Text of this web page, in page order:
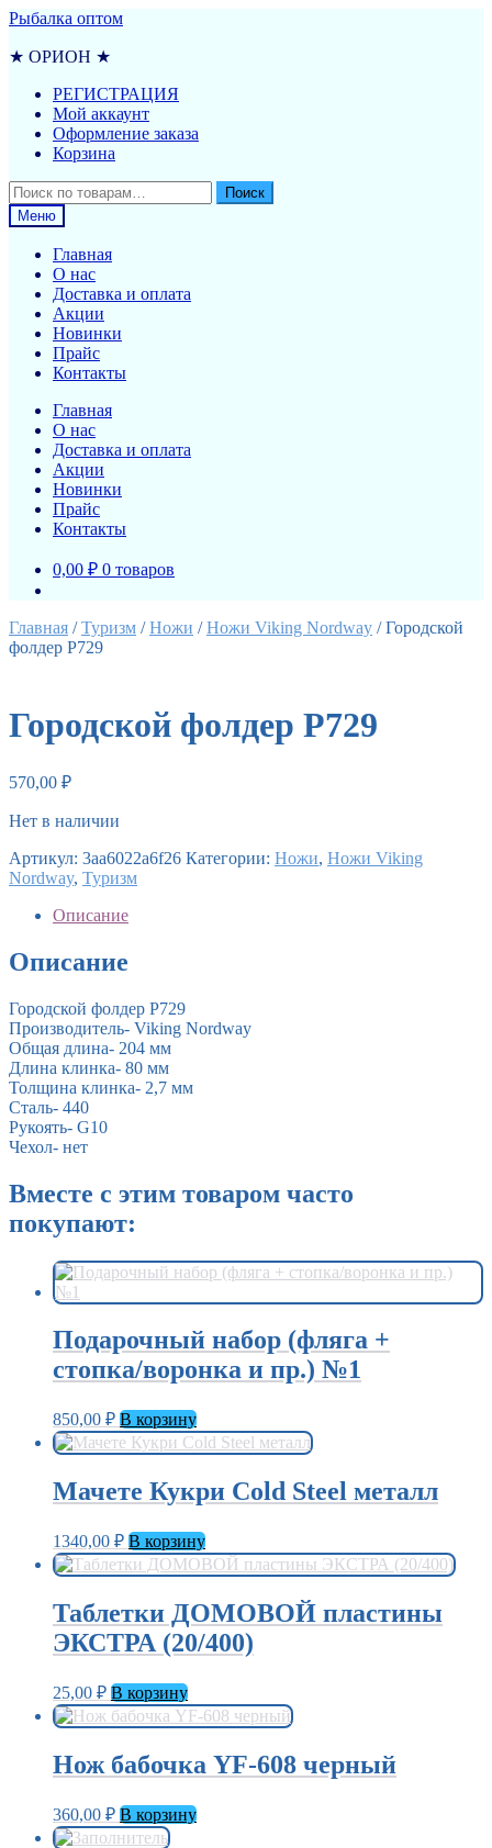
Перейти
навигации
Перейти
содержимому
Рыбалка оптом
★ ОРИОН ★
РЕГИСТРАЦИЯ
Мой аккаунт
Оформление заказа
Корзина
Искать:
Поиск
Меню
Главная
О нас
Доставка и оплата
Акции
Новинки
Прайс
Контакты
Главная
О нас
Доставка и оплата
Акции
Новинки
Прайс
Контакты
0,00 ₽ 0 товаров
Главная /Туризм /Ножи /Ножи Viking Nordway /Городской
фолдер P729
Городской фолдер P729
570,00 ₽
Нет в наличии
Артикул: 3aa6022a6f26 Категории: Ножи, Ножи Viking
Nordway, Туризм
Описание
Описание
Городской фолдер P729
Производитель- Viking Nordway
Oбщая длина- 204 мм
Длина клинка- 80 мм
Толщина клинка- 2,7 мм
Сталь- 440
Рукоять- G10
Чехол- нет
Вместе с этим товаром часто
покупают:
Подарочный набор (фляга +
стопка/воронка и пр.) №1
850,00 ₽ В корзину
Мачете Кукри Cold Steel металл
1340,00 ₽ В корзину
Таблетки ДОМОВОЙ пластины
ЭКСТРА (20/400)
25,00 ₽ В корзину
Нож бабочка YF-608 черный
360,00 ₽ В корзину